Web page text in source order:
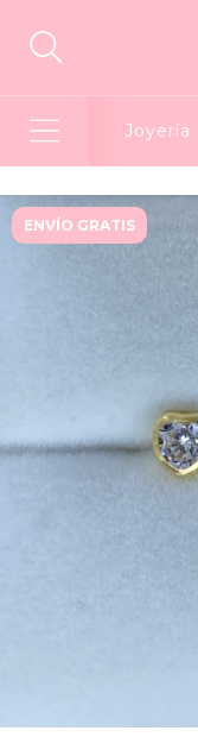
Joyería
ENVÍO GRATIS